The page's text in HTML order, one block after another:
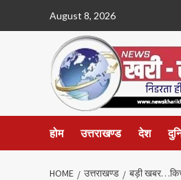
August 8, 2026
होम उत्तराखण्ड देश
HOME उत्तराखण्ड बड़ी